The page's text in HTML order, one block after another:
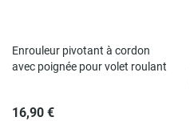
Enrouleur pivotant à cordon
avec poignée pour volet roulant
16,90 €